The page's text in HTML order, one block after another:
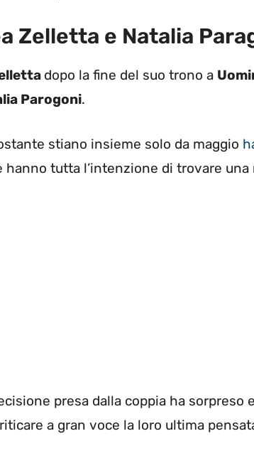
Zelletta e Natalia
dopo la fine del suo trono a
Parogoni.
stiano insieme solo da maggio
hanno tutta l’intenzione di trovare
presa dalla coppia ha
a gran voce la loro ultima